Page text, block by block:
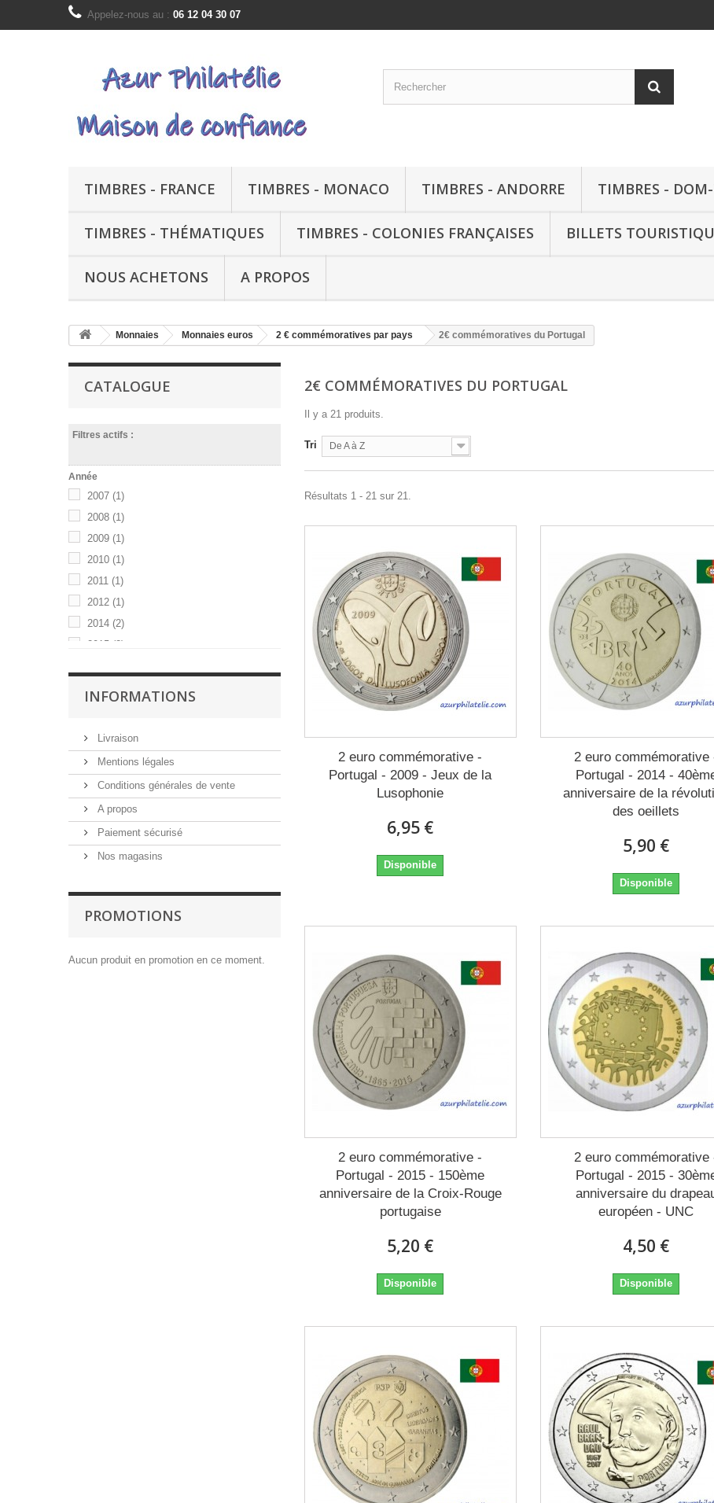
Appelez-nous au : 06 12 04 30 07
TIMBRES - FRANCE TIMBRES - MONACO TIMBRES - ANDORRE TIMBRES -
TIMBRES - THÉMATIQUES TIMBRES - COLONIES FRANÇAISES BILLETS
NOUS ACHETONS A PROPOS
Monnaies Monnaies euros 2 € commémoratives par pays 2€ commémoratives du Portugal
CATALOGUE
Filtres actifs :
Année
2007 (1)
2008 (1)
2009 (1)
2010 (1)
2011 (1)
2012 (1)
2014 (2)
2015 (2)
2020(2)
2021(2)
INFORMATIONS
Livraison
Mentions légales
Conditions générales de vente
A propos
Paiement sécurisé
Nos magasins
PROMOTIONS
Aucun produit en promotion en ce moment.
2€ COMMÉMORATIVES DU PORTUGAL
Il y a 21 produits.
Tri De A à Z
Résultats 1 - 21 sur 21.
2 euro commémorative -
Portugal - 2009 - Jeux de la
Lusophonie
6,95 €
Disponible
2 euro commémorative
Portugal - 2014 -
anniversaire de la
des oeillets
5,90 €
Disponible
2 euro commémorative -
Portugal - 2015 - 150ème
anniversaire de la Croix-Rouge
portugaise
5,20 €
Disponible
2 euro commémorative
Portugal - 2015 -
anniversaire du
européen - UNC
4,50 €
Disponible